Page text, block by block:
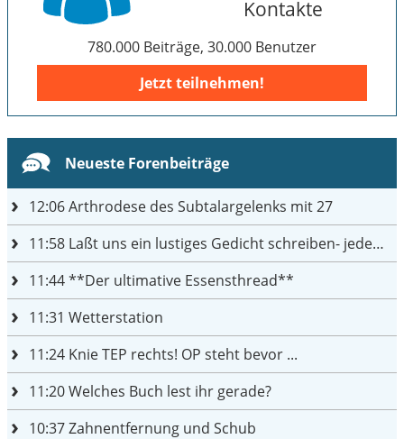
Kontakte
780.000 Beiträge, 30.000 Benutzer
Jetzt teilnehmen!
Neueste Forenbeiträge
12:06Arthrodese des Subtalargelenks mit 27
11:58 Laßt uns ein lustiges Gedicht schreiben- jeder einen Satz
11:44**Der ultimative Essensthread**
11:31 Wetterstation
11:24 Knie TEP rechts! OP steht bevor ...
11:20Welches Buch lest ihr gerade?
10:37Zahnentfernung und Schub